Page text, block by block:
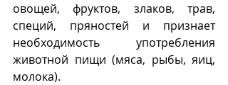
овощей, фруктов, злаков, трав,
специй, пряностей и признает
необходимость употребления
животной пищи (мяса, рыбы, яиц,
молока).